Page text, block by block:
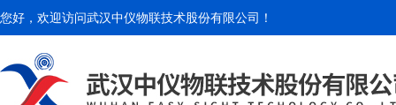
您好，欢迎访问武汉中仪物联技术股份有限公司 ！